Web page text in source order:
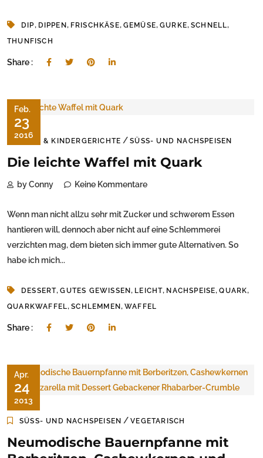
DIP, DIPPEN, FRISCHKÄSE, GEMÜSE,GURKE,SCHNELL,
THUNFISCH
Share :
Feb.
23
2016
BABY & KINDERGERICHTE /SÜSS- UND NACHSPEISEN
Die leichte Waffel mit Quark
by Conny Keine Kommentare
Wenn man nicht allzu sehr mit Zucker und schwerem Essen
hantieren will, dennoch aber nicht auf eine Schlemmerei
verzichten mag, dem bieten sich immer gute Alternativen. So
habe ich mich...
DESSERT,GUTES GEWISSEN, LEICHT, NACHSPEISE,QUARK,
QUARKWAFFEL,SCHLEMMEN,WAFFEL
Share :
Apr.
24
2013
SÜSS- UND NACHSPEISEN /VEGETARISCH
Neumodische Bauernpfanne mit